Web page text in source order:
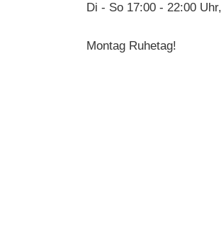
Di - So 17:00 - 22:00
Montag Ruhetag!